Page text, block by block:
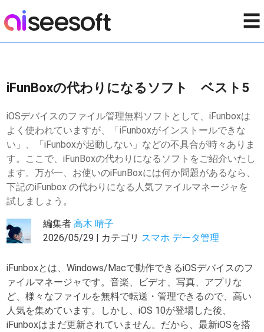
☰
iFunBoxの代わりになるソフト ベスト5
iOSデバイスのファイル管理無料ソフトとして、iFunboxは
よく使われていますが、「iFunboxがインストールできな
い」、「iFunboxが起動しない」などの不具合が時々ありま
す。ここで、iFunBoxの代わりになるソフトをご紹介いたし
ます。万が一、お使いのiFunBoxには何か問題があるなら、
下記のiFunbox の代わりになる人気ファイルマネージャを
試しましょう。
編集者高木 晴子
2026/05/29 | カテゴリ スマホ データ管理
iFunboxとは、Windows/Macで動作できるiOSデバイスのフ
ァイルマネージャです。音楽、ビデオ、写真、アプリな
ど、様々なファイルを無料で転送・管理できるので、高い
人気を集めています。しかし、iOS 10が登場した後、
iFunboxはまだ更新されていません。だから、最新iOSを搭